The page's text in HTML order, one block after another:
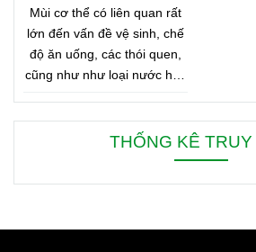
Mùi cơ thể có liên quan rất
lớn đến vấn đề vệ sinh, chế
độ ăn uống, các thói quen,
cũng như như loại nước hoa
cơ thể thơm ngát từ sáng
đến tối, từ đầu đến chân.
THỐNG KÊ TRUY